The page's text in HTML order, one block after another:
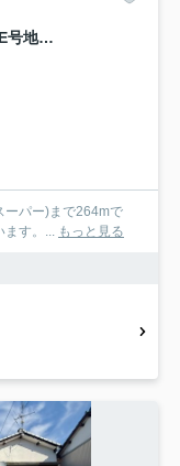
「南向きで日当たり良し」高知市福井町E号地 新築一戸建
ーパー)まで264mで
ます。... もっと見る